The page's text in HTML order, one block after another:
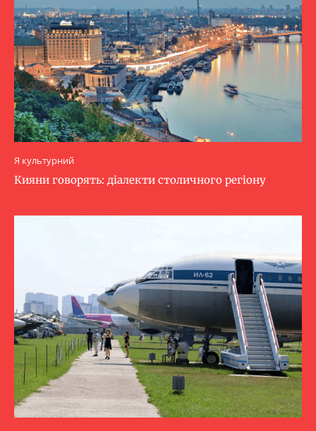
Я культурний
Кияни говорять: діалекти столичного регіону